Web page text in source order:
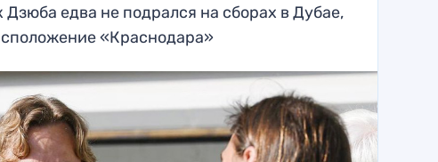
Дзюба едва не подрался на сборах в Дубае,
«Краснодара»